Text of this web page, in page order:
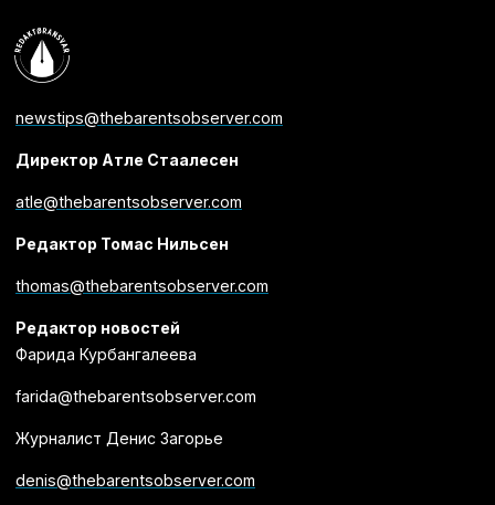
newstips@thebarentsobserver.com
Директор Атле Стаалесен
atle@thebarentsobserver.com
Редактор Томас Нильсен
thomas@thebarentsobserver.com
Редактор новостей
Фарида Курбангалеева
farida@thebarentsobserver.com
Журналист Денис Загорье
denis@thebarentsobserver.com